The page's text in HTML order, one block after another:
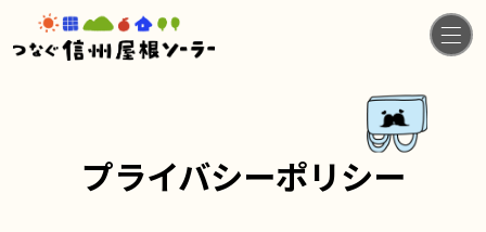
プライバシーポリシー